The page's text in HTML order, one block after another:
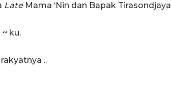
LateMama ‘Nin dan Bapak Tirasondjaya
ku.
..